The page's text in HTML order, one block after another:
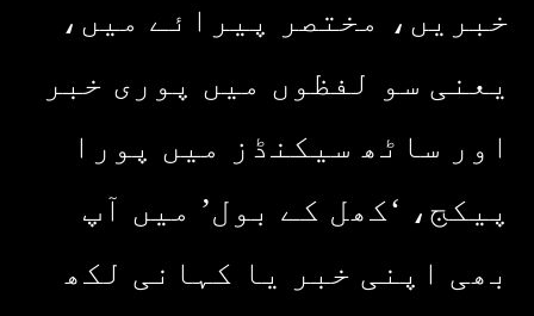
خبریں، مختصر پیرائے میں،
یعنی سو لفظوں میں پوری خبر
اور ساٹھ سیکنڈز میں پورا
پیکج، ‘کھل کے بول’ میں آپ
بھی اپنی خبر یا کہانی لکھ